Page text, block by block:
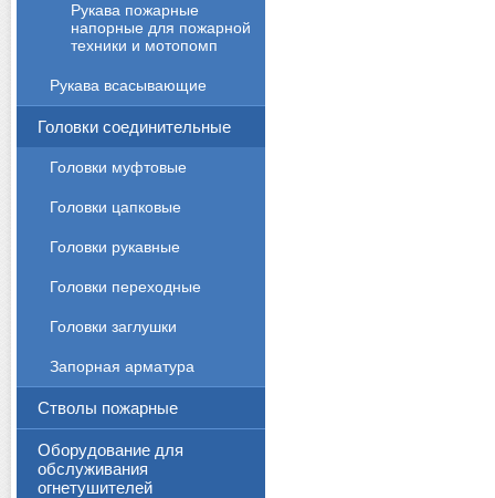
Рукава пожарные
напорные для пожарной
техники и мотопомп
Рукава всасывающие
Головки соединительные
Головки муфтовые
Головки цапковые
Головки рукавные
Головки переходные
Головки заглушки
Запорная арматура
Стволы пожарные
Оборудование для
обслуживания
огнетушителей